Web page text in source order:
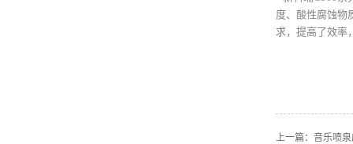
度、酸性腐蚀物
求，提高了效率
上一篇： 音乐喷